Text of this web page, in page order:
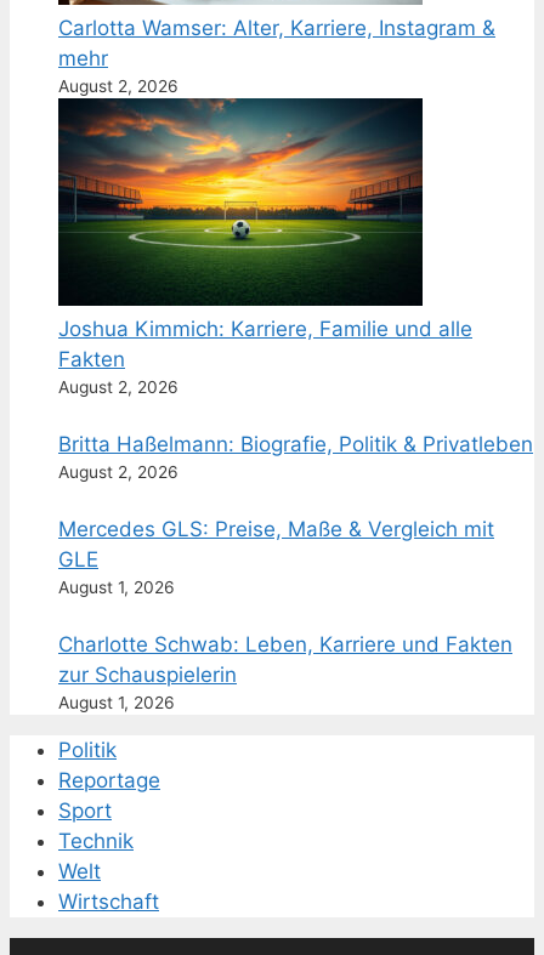
Carlotta Wamser: Alter, Karriere, Instagram &
mehr
August 2, 2026
Joshua Kimmich: Karriere, Familie und alle
Fakten
August 2, 2026
Britta Haßelmann: Biografie, Politik & Privatleben
August 2, 2026
Mercedes GLS: Preise, Maße & Vergleich mit
GLE
August 1, 2026
Charlotte Schwab: Leben, Karriere und Fakten
zur Schauspielerin
August 1, 2026
Politik
Reportage
Sport
Technik
Welt
Wirtschaft